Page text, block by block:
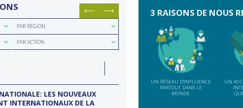
Rechercher
par
région
PAR RÉGION
Rechercher
parPAR ACTION
LES NOUVEAUX
INTERNATIONAUX DE LA
INDE
MISSION D’ENTREPRISES
3 RAISONS DE NOUS
UN RÉSEAU D'INFLUENCE
PARTOUT DANS LE
MONDE
UN